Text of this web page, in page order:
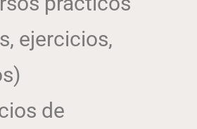
ejercicios,
de